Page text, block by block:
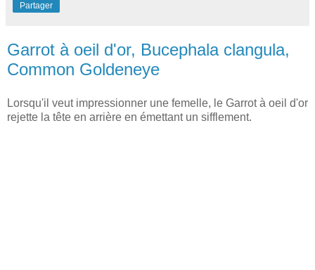
Partager
Garrot à oeil d'or, Bucephala clangula,
Common Goldeneye
Lorsqu'il veut impressionner une femelle, le Garrot à oeil d'or
rejette la tête en arrière en émettant un sifflement.